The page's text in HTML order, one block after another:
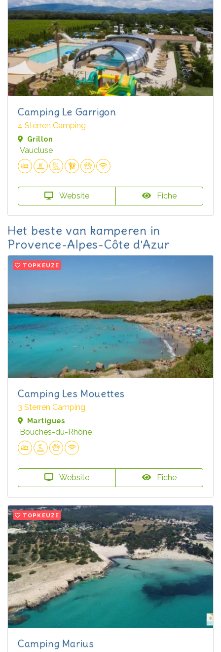
Camping Le Garrigon
4 Sterren Camping
Grillon
Vaucluse
Website Fiche
Het beste van kamperen in
Provence-Alpes-Côte d'Azur
TOPKEUZE
Camping Les Mouettes
3 Sterren Camping
Martigues
Bouches-du-Rhône
Website Fiche
TOPKEUZE
Camping Marius